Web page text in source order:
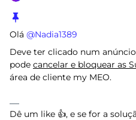
Olá ​ @Nadia1389
Deve ter clicado num
pode cancelar e bloquear as
área de cliente my MEO.
Dê um like 👍, e se for a